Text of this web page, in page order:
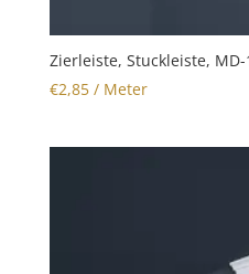
Zierleiste, Stuckleiste,
€2,85/ Meter